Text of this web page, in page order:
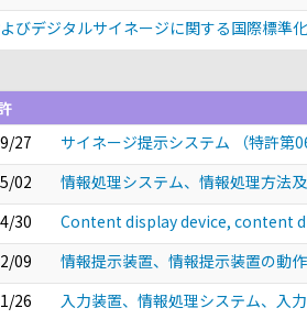
びデジタルサイネージに関する国際標準化
27
サイネージ提示システム （特許第
02
情報処理システム、情報処理方法
30
Content display device, content
09
情報提示装置、情報提示装置の動
26
入力装置、情報処理システム、入